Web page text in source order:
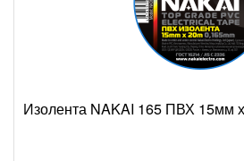
Изолента NAKAI 165 ПВХ 15мм